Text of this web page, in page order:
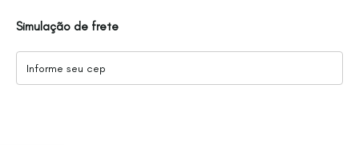
Simulação de frete